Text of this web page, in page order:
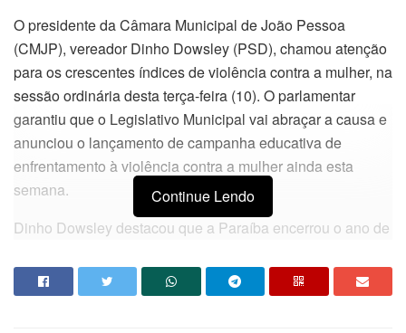
O presidente da Câmara Municipal de João Pessoa
(CMJP), vereador Dinho Dowsley (PSD), chamou atenção
para os crescentes índices de violência contra a mulher, na
sessão ordinária desta terça-feira (10). O parlamentar
garantiu que o Legislativo Municipal vai abraçar a causa e
anunciou o lançamento de campanha educativa de
enfrentamento à violência contra a mulher ainda esta
semana.
Dinho Dowsley destacou que a Paraíba encerrou o ano de
38% em relação ao ano anterior. “No Brasil, uma mulher é
assassinada a cada seis horas. Enquanto esta sessão
Continue Lendo